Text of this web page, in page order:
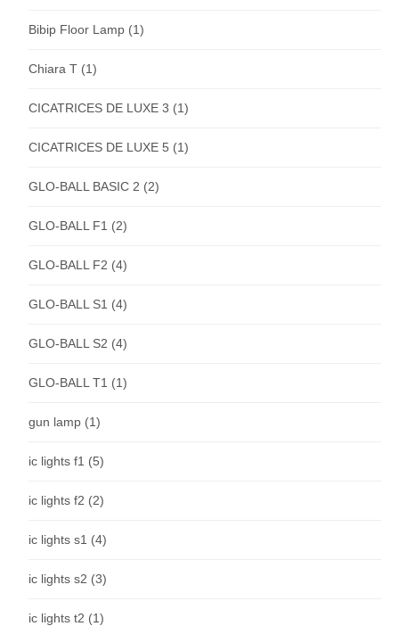
Bibip Floor Lamp (1)
Chiara T (1)
CICATRICES DE LUXE 3 (1)
CICATRICES DE LUXE 5 (1)
GLO-BALL BASIC 2 (2)
GLO-BALL F1 (2)
GLO-BALL F2 (4)
GLO-BALL S1 (4)
GLO-BALL S2 (4)
GLO-BALL T1 (1)
gun lamp (1)
ic lights f1 (5)
ic lights f2 (2)
ic lights s1 (4)
ic lights s2 (3)
ic lights t2 (1)